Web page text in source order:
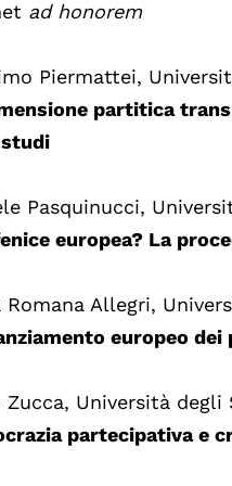
ad honorem
Piermattei,
partitica
Pasquinucci,
europea? La
Romana Allegri,
europeo
Zucca, Università degli
partecipativa e